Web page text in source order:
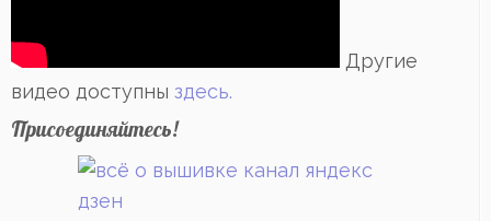
Другие
видео доступны здесь.
Присоединяйтесь!